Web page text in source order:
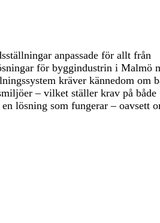
anpassade för allt från
för byggindustrin i Malmö
kräver kännedom om
– vilket ställer krav på både
lösning som fungerar – oavsett